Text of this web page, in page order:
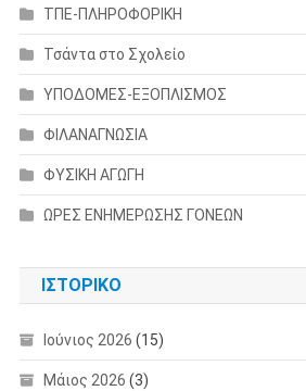
ΤΠΕ-ΠΛΗΡΟΦΟΡΙΚΗ
Τσάντα στο Σχολείο
ΥΠΟΔΟΜΕΣ-ΕΞΟΠΛΙΣΜΟΣ
ΦΙΛΑΝΑΓΝΩΣΙΑ
ΦΥΣΙΚΗ ΑΓΩΓΗ
ΩΡΕΣ ΕΝΗΜΕΡΩΣΗΣ ΓΟΝΕΩΝ
ΙΣΤΟΡΙΚΌ
Ιούνιος 2026 (15)
Μάιος 2026 (3)